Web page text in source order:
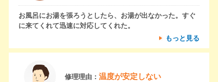
お風呂にお湯を張ろうとしたら、お湯が出なかった。すぐ
に来てくれて迅速に対応してくれた。
もっと見る
修理理由： 温度が安定しない